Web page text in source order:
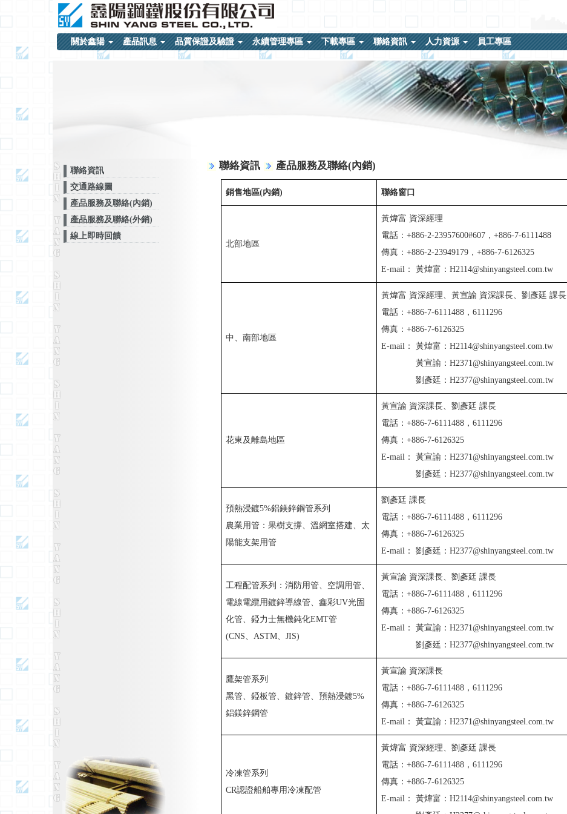
關於鑫陽 產品訊息 品質保證及驗證 永續管理專區 下載專區 聯絡資訊 人力資源 員工專區
聯絡資訊
交通路線圖
產品服務及聯絡(內銷)
產品服務及聯絡(外銷)
線上即時回饋
聯絡資訊 產品服務及聯絡(內銷)
銷售地區(內銷) 聯絡窗口
北部地區
黃煒富 資深經理
電話：+886-2-23957600#607，+886-7-6111488
傳真：+886-2-23949179，+886-7-6126325
E-mail：黃煒富：H2114@shinyangsteel.com.tw
中、南部地區
黃煒富 資深經理、黃宣諭 資深課長、劉彥廷 課長
電話：+886-7-6111488，6111296
傳真：+886-7-6126325
E-mail：黃煒富：H2114@shinyangsteel.com.tw
黃宣諭：H2371@shinyangsteel.com.tw
劉彥廷：H2377@shinyangsteel.com.tw
花東及離島地區
黃宣諭 資深課長、劉彥廷 課長
電話：+886-7-6111488，6111296
傳真：+886-7-6126325
E-mail：黃宣諭：H2371@shinyangsteel.com.tw
劉彥廷：H2377@shinyangsteel.com.tw
預熱浸鍍5%鋁鎂鋅鋼管系列
農業用管：果樹支撐、溫網室搭建、太
陽能支架用管
劉彥廷 課長
電話：+886-7-6111488，6111296
傳真：+886-7-6126325
E-mail：劉彥廷：H2377@shinyangsteel.com.tw
工程配管系列：消防用管、空調用管、
電線電纜用鍍鋅導線管、鑫彩UV光固
化管、錏力士無機鈍化EMT管
(CNS、ASTM、JIS)
黃宣諭 資深課長、劉彥廷 課長
電話：+886-7-6111488，6111296
傳真：+886-7-6126325
E-mail：黃宣諭：H2371@shinyangsteel.com.tw
劉彥廷：H2377@shinyangsteel.com.tw
鷹架管系列
黑管、錏板管、鍍鋅管、預熱浸鍍5%
鋁鎂鋅鋼管
黃宣諭 資深課長
電話：+886-7-6111488，6111296
傳真：+886-7-6126325
E-mail：黃宣諭：H2371@shinyangsteel.com.tw
冷凍管系列
CR認證船舶專用冷凍配管
黃煒富 資深經理、劉彥廷 課長
電話：+886-7-6111488，6111296
傳真：+886-7-6126325
E-mail：黃煒富：H2114@shinyangsteel.com.tw